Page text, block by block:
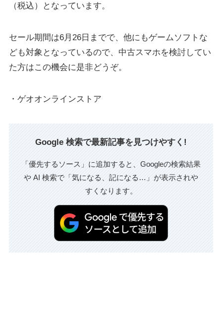
（税込）となっています。
セール期間は6月26日までで、他にもゲームソフトな
ども対象となっているので、中古スマホを検討してい
た方はこの機会に是非どうぞ。
・ゲオオンラインストア
Google 検索で最新記事を見つけやすく!
「優先するソース」に追加すると、Googleの検索結果
や AI 検索で「気になる、記になる…」が表示されや
すくなります。